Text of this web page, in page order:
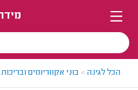
הכל לגינה > בוני אקווריומים ובריכות